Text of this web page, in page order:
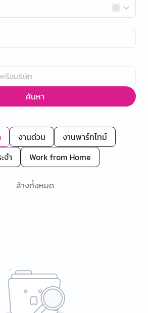
ค้นหา
งานด่วน
งานพาร์ทไทม์
จำ
Work from Home
ล้างทั้งหมด